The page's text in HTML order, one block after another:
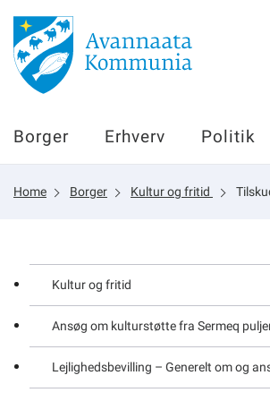
Borger
Erhverv
Politik
sullissivik.gl
Planportal
Borger Erhverv Politik
Home Borger Kultur og fritid
Kultur og fritid
Ansøg om kulturstøtte fra Sermeq
Lejlighedsbevilling – Generelt om og